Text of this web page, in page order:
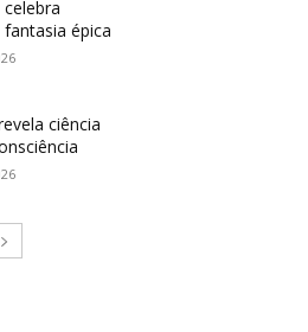
celebra
épica
ciência